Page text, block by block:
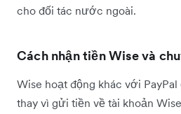
cho đối tác nước ngoài.
Cách nhận tiền Wise và
Wise hoạt động khác với
thay vì gửi tiền về tài khoản